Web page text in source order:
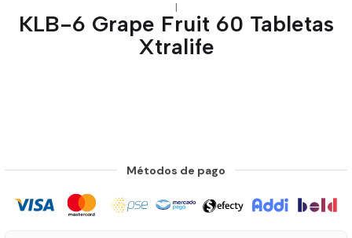
|
KLB-6 Grape Fruit 60 Tabletas
Xtralife
Métodos de pago